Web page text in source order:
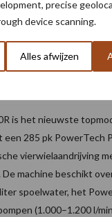
precise
device scanning.
Alles afwijzen
is het nieuwste
285 pk PowerTech
vierwielaandrijving
machine beschikt
spoelwater, het
(1.000–1.200 l/